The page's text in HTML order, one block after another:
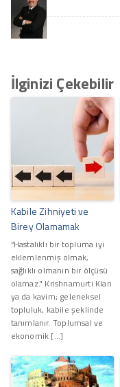
İlginizi Çekebilir
Kabile Zihniyeti ve
Birey Olamamak
“Hastalıklı bir topluma iyi
eklemlenmiş olmak,
sağlıklı olmanın bir ölçüsü
olamaz." Krishnamurti Klan
ya da kavim; geleneksel
topluluk, kabile şeklinde
tanımlanır. Toplumsal ve
ekonomik […]